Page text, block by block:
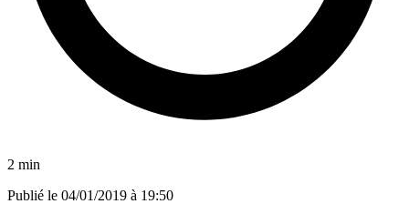
2 min
Publié le 04/01/2019 à 19:50